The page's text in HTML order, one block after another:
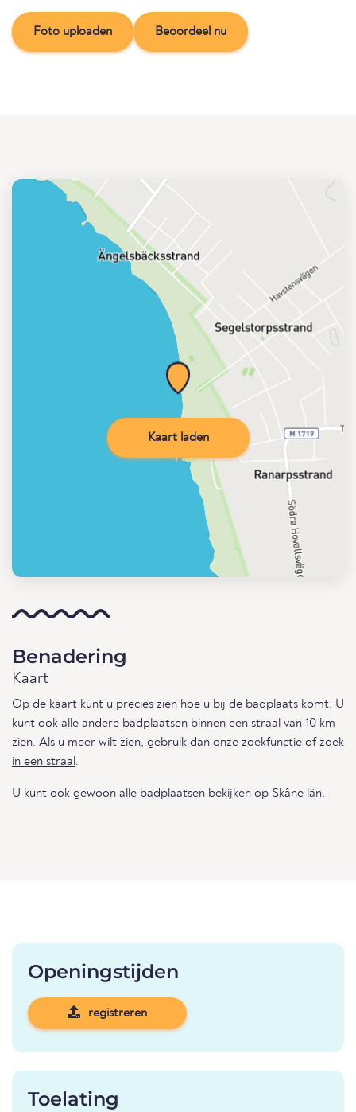
Foto uploaden Beoordeel nu
Kaart laden
Benadering
Kaart
Op de kaart kunt u precies zien hoe u bij de badplaats komt. U
kunt ook alle andere badplaatsen binnen een straal van 10 km
zien. Als u meer wilt zien, gebruik dan onze zoekfunctie ofzoek
in een straal.
U kunt ook gewoon alle badplaatsen bekijken op Skåne län.
Openingstijden
registreren
Toelating